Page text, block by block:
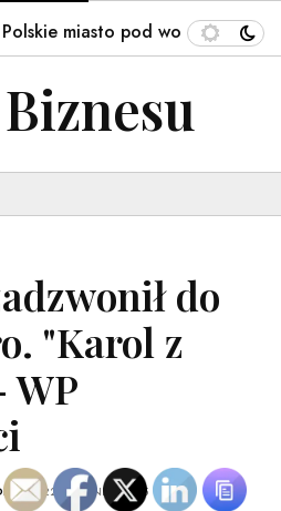
miasto pod wodą.
do
"Karol z
WP
- 22 SIERPNIA, 2025